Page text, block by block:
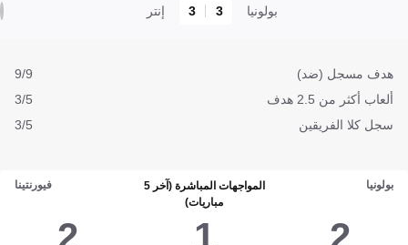
بولونيا 3
3 إنتر
هدف مسجل (ضد)
9/9
ألعاب أكثر من 2.5 هدف
3/5
سجل كلا الفريقين
3/5
بولونيا
المواجهات المباشرة (آخر 5
مباريات)
فيورنتينا
2
1
2